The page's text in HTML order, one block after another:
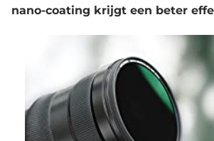
nano-coating krijgt een beter